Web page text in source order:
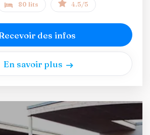
80 lits 4.5/5
des infos
En savoir plus